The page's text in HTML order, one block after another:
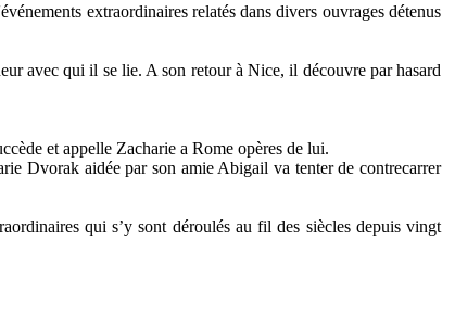
extraordinaires relatés dans divers ouvrages détenus
avec qui il se lie. A son retour à Nice, il découvre par hasard
et appelle Zacharie a Rome opères de lui.
Dvorak aidée par son amie Abigail va tenter de contrecarrer
qui s’y sont déroulés au fil des siècles depuis vingt